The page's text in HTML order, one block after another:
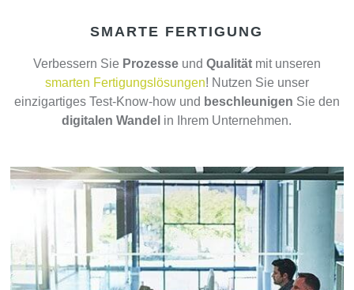
SMARTE FERTIGUNG
Verbessern Sie Prozesseund Qualitätmit unseren
smarten Fertigungslösungen! Nutzen Sie unser
einzigartiges Test-Know-how und beschleunigen Sie den
digitalen Wandel in Ihrem Unternehmen.